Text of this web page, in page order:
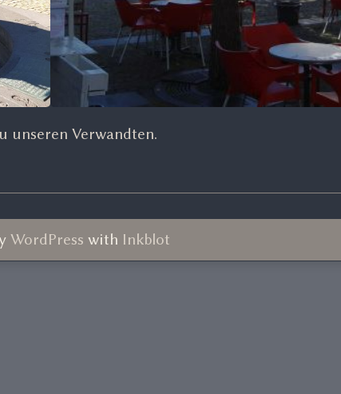
unseren Verwandten.
WordPress with Inkblot